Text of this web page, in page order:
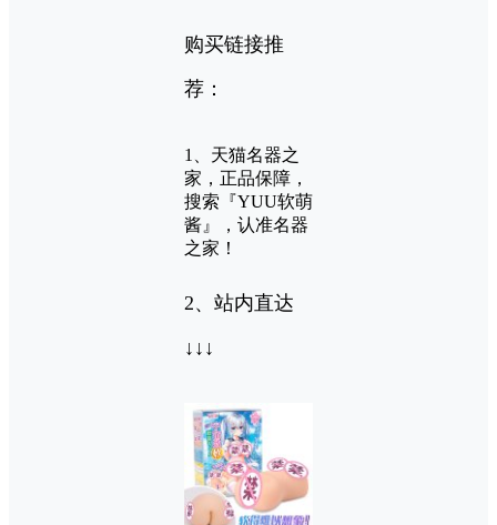
购买链接推
荐：
1、天猫名器之
家，正品保障，
搜索『YUU软萌
酱』，认准名器
之家！
2、站内直达
↓↓↓